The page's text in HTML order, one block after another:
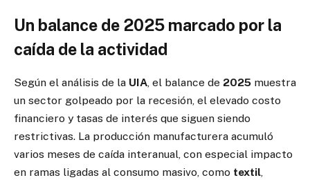
Un balance de 2025 marcado por la
caída de la actividad
Según el análisis de la UIA, el balance de 2025 muestra
un sector golpeado por la recesión, el elevado costo
financiero y tasas de interés que siguen siendo
restrictivas. La producción manufacturera acumuló
varios meses de caída interanual, con especial impacto
en ramas ligadas al consumo masivo, como textil,